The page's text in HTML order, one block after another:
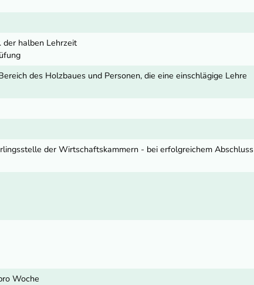
der halben Lehrzeit
des Holzbaues und Personen, die eine einschlägige Lehre
der Wirtschaftskammern - bei erfolgreichem Abschluss
Woche